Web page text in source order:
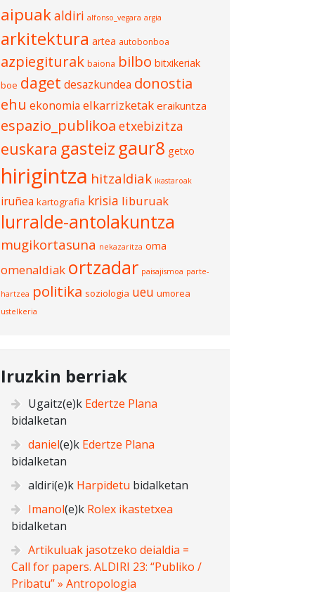
aipuakaldiri alfonso_vegara argia
arkitektura artea autobonboa
azpiegiturak baiona bilbo bitxikeriak
boe daget desazkundea donostia
ehu ekonomia elkarrizketak eraikuntza
espazio_publikoa etxebizitza
euskara gasteiz gaur8 getxo
hirigintza hitzaldiak ikastaroak
iruñea kartografia krisia liburuak
lurralde-antolakuntza
mugikortasuna nekazaritza oma
omenaldiak ortzadar paisajismoa parte-
hartzea politika soziologia ueu umorea
ustelkeria
Iruzkin berriak
Ugaitz(e)k Edertze Plana
bidalketan
daniel(e)k Edertze Plana
bidalketan
aldiri(e)k Harpidetu bidalketan
Imanol(e)k Rolex ikastetxea
bidalketan
Artikuluak jasotzeko deialdia =
Call for papers. ALDIRI 23: “Publiko /
Pribatu” » Antropologia